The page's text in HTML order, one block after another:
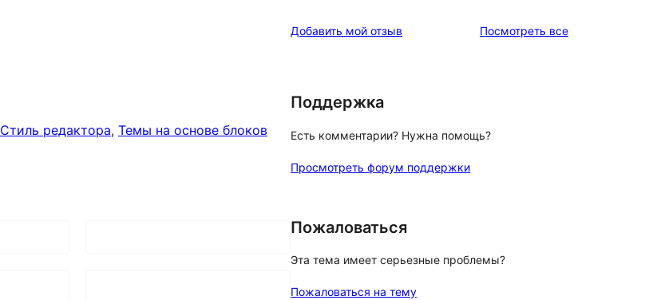
Стиль редактора, Темы на основе блоков
Добавить мой отзыв Посмотреть всеотзывы
Поддержка
Есть комментарии? Нужна помощь?
Просмотреть форум поддержки
Пожаловаться
Эта тема имеет серьезные проблемы?
Пожаловаться на тему